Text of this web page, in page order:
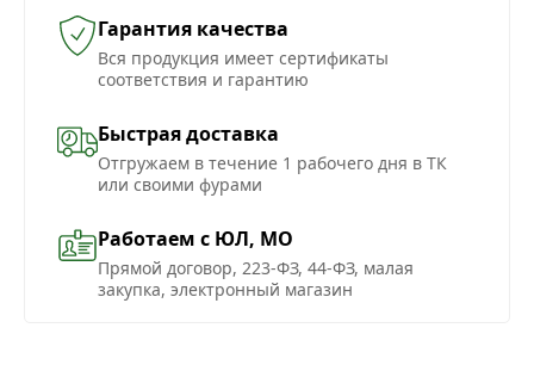
Гарантия качества
Вся продукция имеет сертификаты
соответствия и гарантию
Быстрая доставка
Отгружаем в течение 1 рабочего дня в ТК
или своими фурами
Работаем с ЮЛ, МО
Прямой договор, 223-ФЗ, 44-ФЗ, малая
закупка, электронный магазин